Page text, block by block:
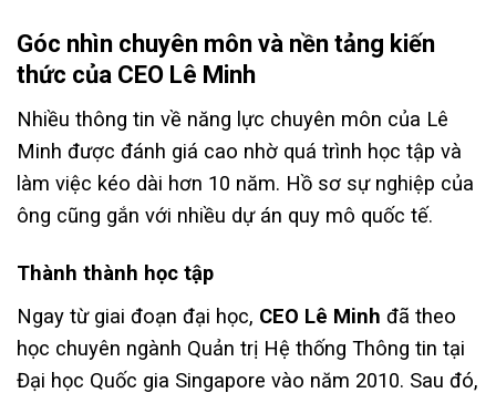
Góc nhìn chuyên môn và nền tảng kiến
thức của CEO Lê Minh
Nhiều thông tin về năng lực chuyên môn của Lê
Minh được đánh giá cao nhờ quá trình học tập và
làm việc kéo dài hơn 10 năm. Hồ sơ sự nghiệp của
ông cũng gắn với nhiều dự án quy mô quốc tế.
Thành thành học tập
Ngay từ giai đoạn đại học, CEO Lê Minh đã theo
học chuyên ngành Quản trị Hệ thống Thông tin tại
Đại học Quốc gia Singapore vào năm 2010. Sau đó,